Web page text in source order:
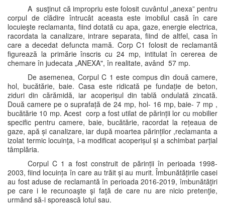
A susţinut că impropriu este folosit cuvântul „anexa” pentru
corpul de clădire întrucât aceasta este imobilul casă în care
locuieşte reclamanta, fiind dotată cu apa, gaze, energie electrica,
racordata la canalizare, intrare separata, fiind de altfel, casa în
care a decedat defuncta mamă. Corp C1 folosit de reclamantă
figurează la primărie înscris cu 24 mp, intitulat în cererea de
chemare în judecata „ANEXA", în realitate, având 57 mp.
De asemenea, Corpul C 1 este compus din două camere,
hol, bucătărie, baie. Casa este ridicată pe fundație de beton,
ziduri din cărămidă, iar acoperișul din tablă ondulată zincată.
Două camere pe o suprafață de 24 mp, hol- 16 mp, baie- 7 mp ,
bucătărie 10 mp. Acest corp a fost utilat de părinții lor cu mobilier
specific pentru camere, baie, bucătărie, racordat la rețeaua de
gaze, apă și canalizare, iar după moartea părinților ,reclamanta a
izolat termic locuinţa, i-a modificat acoperișul și a schimbat parțial
tâmplăria.
Corpul C 1 a fost construit de părinții în perioada 1998-
2003, fiind locuința în care au trăit și au murit. Îmbunătățirile casei
au fost aduse de reclamantă în perioada 2016-2019, îmbunătăţiri
pe care i le recunoaşte şi faţă de care nu are nicio pretenţie,
urmând să-i sporească lotul sau.